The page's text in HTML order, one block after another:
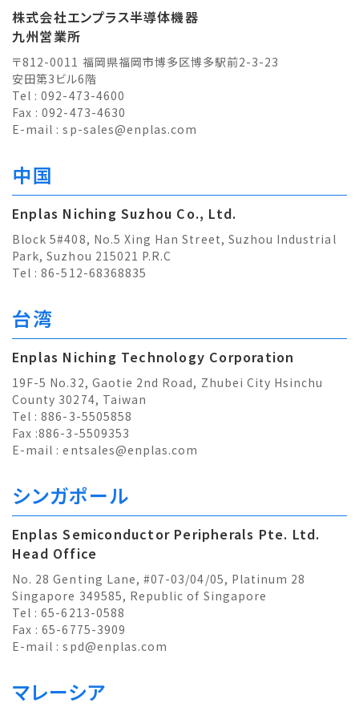
株式会社エンプラス半導体機器
九州営業所
〒812-0011 福岡県福岡市博多区博多駅前2-3-23
安田第3ビル6階
Tel : 092-473-4600
Fax : 092-473-4630
E-mail :sp-sales@enplas.com
中国
Enplas Niching Suzhou Co., Ltd.
Block 5#408, No.5 Xing Han Street, Suzhou Industrial
Park, Suzhou 215021 P.R.C
Tel : 86-512-68368835
台湾
Enplas Niching Technology Corporation
19F-5 No.32, Gaotie 2nd Road, Zhubei City Hsinchu
County 30274, Taiwan
Tel : 886-3-5505858
Fax :886-3-5509353
E-mail :entsales@enplas.com
シンガポール
Enplas Semiconductor Peripherals Pte. Ltd.
Head Office
No. 28 Genting Lane, #07-03/04/05, Platinum 28
Singapore 349585, Republic of Singapore
Tel : 65-6213-0588
Fax : 65-6775-3909
E-mail :spd@enplas.com
マレーシア